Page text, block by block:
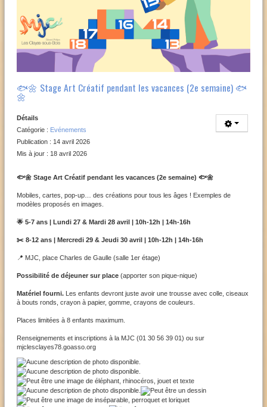
🐟🌼 Stage Art Créatif pendant les vacances (2e semaine) 🐟
🌼
Détails
Catégorie : Evénements
Publication : 14 avril 2026
Mis à jour : 18 avril 2026
🐟🌼 Stage Art Créatif pendant les vacances (2e semaine) 🐟🌼
Mobiles, cartes, pop-up… des créations pour tous les âges ! Exemples de
modèles proposés en images.
🌟 5-7 ans | Lundi 27 & Mardi 28 avril | 10h-12h | 14h-16h
✂️ 8-12 ans | Mercredi 29 & Jeudi 30 avril | 10h-12h | 14h-16h
📍 MJC, place Charles de Gaulle (salle 1er étage)
Possibilité de déjeuner sur place (apporter son pique-nique)
Matériel fourni. Les enfants devront juste avoir une trousse avec colle, ciseaux
à bouts ronds, crayon à papier, gomme, crayons de couleurs.
Places limitées à 8 enfants maximum.
Renseignements et inscriptions à la MJC (01 30 56 39 01) ou sur
mjclesclayes78.goasso.org